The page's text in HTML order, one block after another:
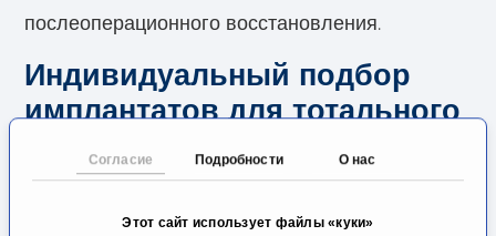
Согласие Подробности О нас
Этот сайт использует файлы «куки»
послеоперационного восстановления.
Индивидуальный подбор
имплантатов для тотального
эндопротезирования
коленного сустава в
Берлине: слабее боль,